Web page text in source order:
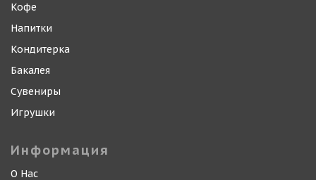
Кофе
Напитки
Кондитерка
Бакалея
Сувениры
Игрушки
Информация
О Нас